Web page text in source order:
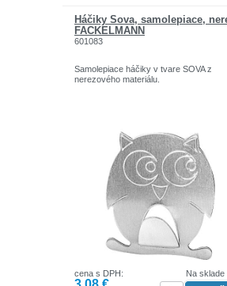
Háčiky Sova, samolepiace,
FACKELMANN
601083
Samolepiace háčiky v tvare SOVA z
nerezového materiálu.
Na sklade
cena s DPH: